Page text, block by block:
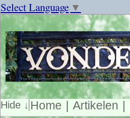
Select Language ▼
Home Artikelen